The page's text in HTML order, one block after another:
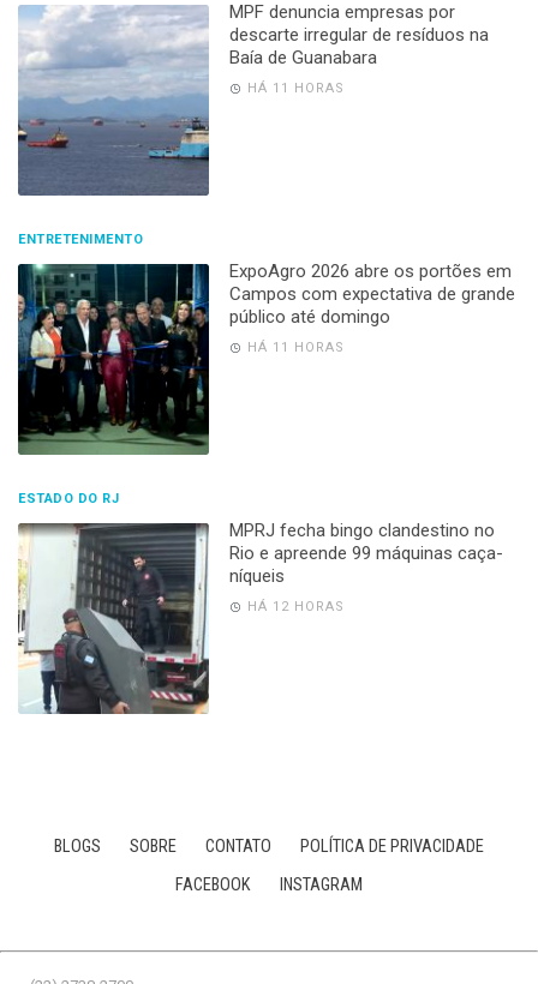
MPF denuncia empresas por
descarte irregular de resíduos na
Baía de Guanabara
HÁ 11 HORAS
ENTRETENIMENTO
ExpoAgro 2026 abre os portões em
Campos com expectativa de grande
público até domingo
HÁ 11 HORAS
ESTADO DO RJ
MPRJ fecha bingo clandestino no
Rio e apreende 99 máquinas caça-
níqueis
HÁ 12 HORAS
BLOGS SOBRE CONTATO
POLÍTICA DE PRIVACIDADE
FACEBOOK
INSTAGRAM